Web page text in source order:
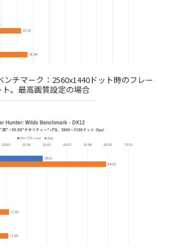
チマーク：2560x1440ドット時のフレー
ト。最高画質設定の場合